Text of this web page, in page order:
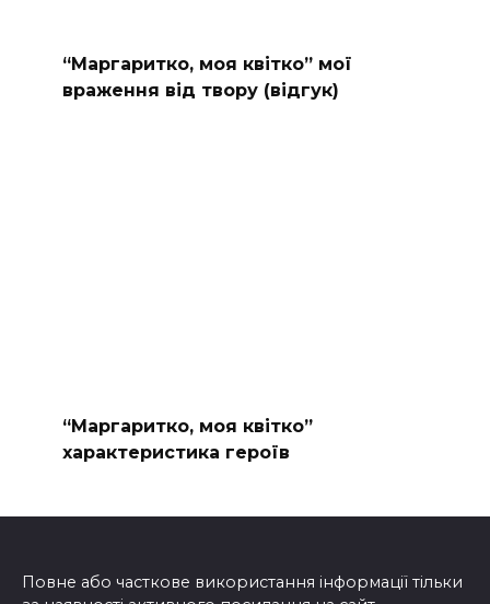
“Маргаритко, моя квітко” мої
враження від твору (відгук)
“Маргаритко, моя квітко”
характеристика героїв
Повне або часткове використання інформації тільки